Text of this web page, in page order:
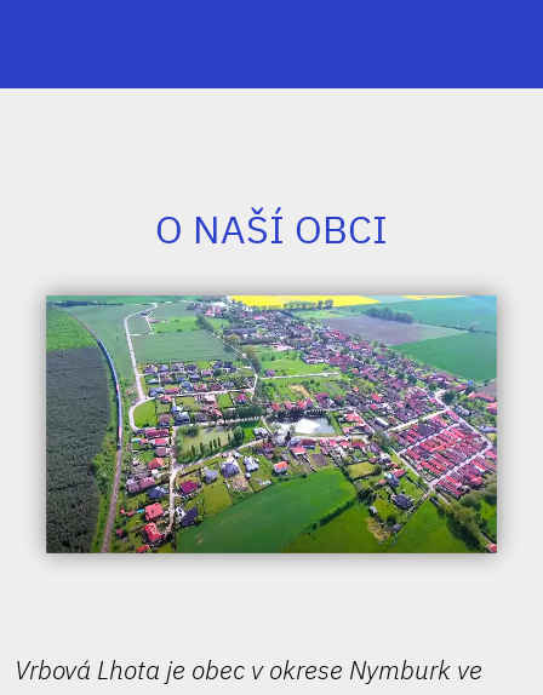
O NAŠÍ OBCI
Vrbová Lhota je obec v okrese Nymburk ve